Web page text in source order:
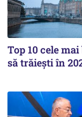
Top 10 cele
să trăiești în